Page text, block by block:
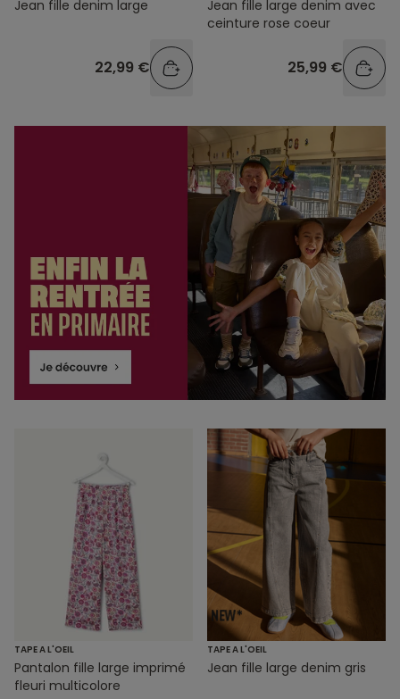
Jean fille denim large
22,99 €
Jean fille large denim avec
ceinture rose coeur
25,99 €
TAPE A L'OEIL
Pantalon fille large imprimé
fleuri multicolore
TAPE A L'OEIL
Jean fille large denim gris